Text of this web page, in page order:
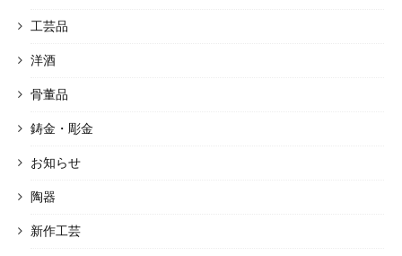
工芸品
洋酒
骨董品
鋳金・彫金
お知らせ
陶器
新作工芸